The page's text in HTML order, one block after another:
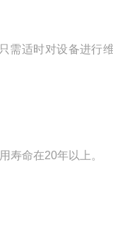
需适时对设备进行
命在20年以上。